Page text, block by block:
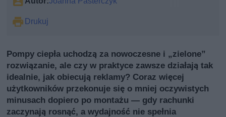
Drukuj
Pompy ciepła uchodzą za nowoczesne i „zielone”
rozwiązanie, ale czy w praktyce zawsze działają tak
idealnie, jak obiecują reklamy? Coraz więcej
użytkowników przekonuje się o mniej oczywistych
minusach dopiero po montażu — gdy rachunki
zaczynają rosnąć, a wydajność nie spełnia